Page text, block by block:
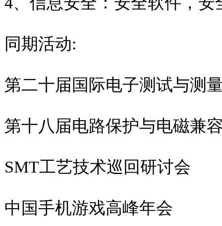
同期活动:
第二十届国际电子测试与测
第十八届电路保护与电磁兼
SMT工艺技术巡回研讨会
中国手机游戏高峰年会